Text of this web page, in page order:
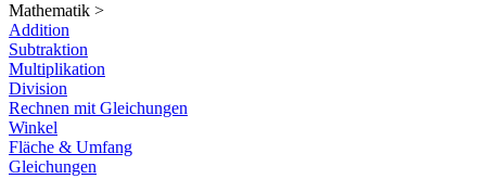
Mathematik >
Addition
Subtraktion
Multiplikation
Division
Rechnen mit Gleichungen
Winkel
Fläche & Umfang
Gleichungen